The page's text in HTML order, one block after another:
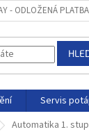
- ODLOŽENÁ PLATBA
Servis
Automatika 1.